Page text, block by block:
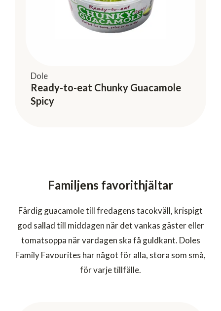
Dole
Ready-to-eat Chunky Guacamole
Spicy
Familjens favorithjältar
Färdig guacamole till fredagens tacokväll, krispigt
god sallad till middagen när det vankas gäster eller
tomatsoppa när vardagen ska få guldkant. Doles
Family Favourites har något för alla, stora som små,
för varje tillfälle.